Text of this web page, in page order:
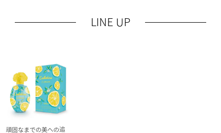
LINE UP
頑固なまでの美への追